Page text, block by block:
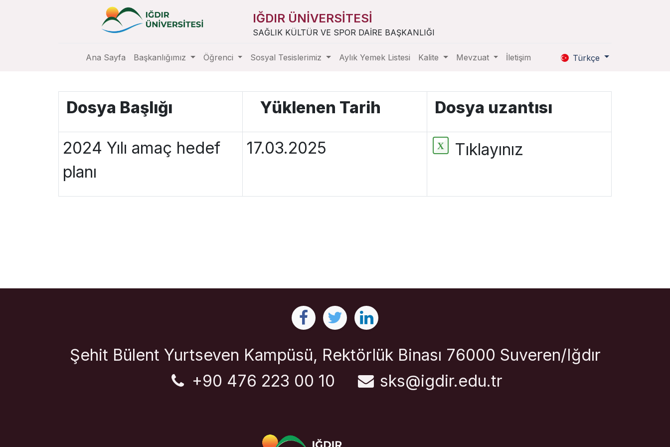
IĞDIR ÜNİVERSİTESİ
SAĞLIK KÜLTÜR VE SPOR DAİRE BAŞKANLIĞI
Ana Sayfa Başkanlığımız Öğrenci Sosyal Tesislerimiz Aylık Yemek Listesi Kalite Mevzuat İletişim Türkçe
Dosya Başlığı Yüklenen Tarih Dosya uzantısı
2024 Yılı amaç hedef
planı
17.03.2025 Tıklayınız
Şehit Bülent Yurtseven Kampüsü, Rektörlük Binası 76000 Suveren/Iğdır
+90 476 223 00 10
sks@igdir.edu.tr